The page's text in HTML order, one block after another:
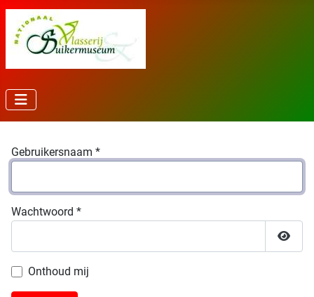
Gebruikersnaam *
Wachtwoord *
Toon
Onthoud mij